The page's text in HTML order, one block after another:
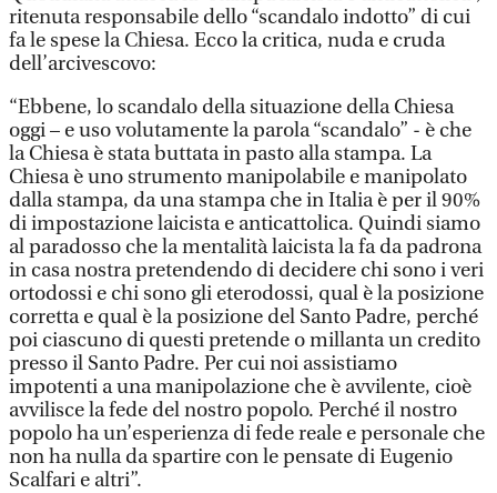
ritenuta responsabile dello “scandalo indotto” di cui
fa le spese la Chiesa. Ecco la critica, nuda e cruda
dell’arcivescovo:
“Ebbene, lo scandalo della situazione della Chiesa
oggi – e uso volutamente la parola “scandalo” - è che
la Chiesa è stata buttata in pasto alla stampa. La
Chiesa è uno strumento manipolabile e manipolato
dalla stampa, da una stampa che in Italia è per il 90%
di impostazione laicista e anticattolica. Quindi siamo
al paradosso che la mentalità laicista la fa da padrona
in casa nostra pretendendo di decidere chi sono i veri
ortodossi e chi sono gli eterodossi, qual è la posizione
corretta e qual è la posizione del Santo Padre, perché
poi ciascuno di questi pretende o millanta un credito
presso il Santo Padre. Per cui noi assistiamo
impotenti a una manipolazione che è avvilente, cioè
avvilisce la fede del nostro popolo. Perché il nostro
popolo ha un’esperienza di fede reale e personale che
non ha nulla da spartire con le pensate di Eugenio
Scalfari e altri”.